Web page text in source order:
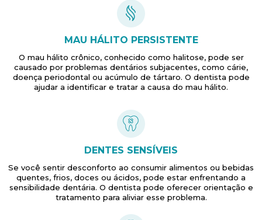
MAU HÁLITO PERSISTENTE
O mau hálito crônico, conhecido como halitose, pode ser
causado por problemas dentários subjacentes, como cárie,
doença periodontal ou acúmulo de tártaro. O dentista pode
ajudar a identificar e tratar a causa do mau hálito.
DENTES SENSÍVEIS
Se você sentir desconforto ao consumir alimentos ou bebidas
quentes, frios, doces ou ácidos, pode estar enfrentando a
sensibilidade dentária. O dentista pode oferecer orientação e
tratamento para aliviar esse problema.